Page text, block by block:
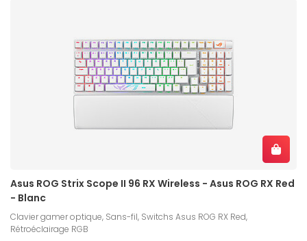
Asus ROG Strix Scope II 96 RX Wireless - Asus ROG RX Red
- Blanc
Clavier gamer optique, Sans-fil, Switchs Asus ROG RX Red,
Rétroéclairage RGB